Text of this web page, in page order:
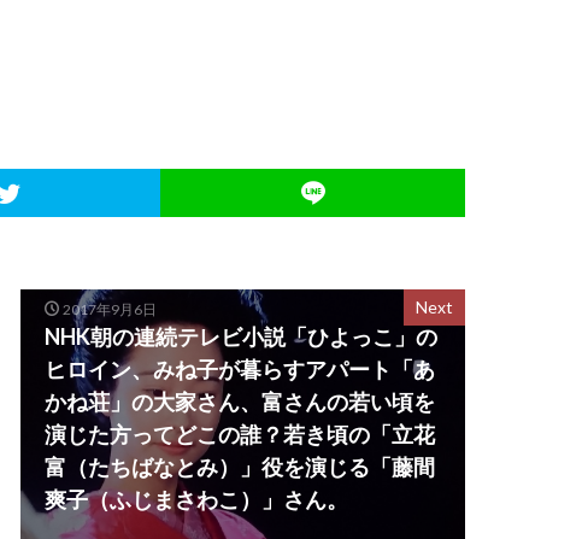
Next
2017年9月6日
NHK朝の連続テレビ小説「ひよっこ」の
ヒロイン、みね子が暮らすアパート「あ
かね荘」の大家さん、富さんの若い頃を
演じた方ってどこの誰？若き頃の「立花
富（たちばなとみ）」役を演じる「藤間
爽子（ふじまさわこ）」さん。